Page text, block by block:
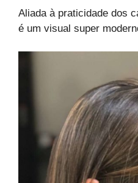
Aliada à praticidade dos
é um visual super